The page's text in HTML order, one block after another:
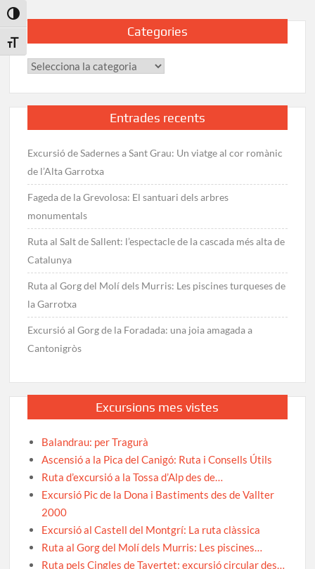
Toggle High Contrast
Toggle Font size
Categories
Categories
Entrades recents
Excursió de Sadernes a Sant Grau: Un viatge al cor romànic
de l’Alta Garrotxa
Fageda de la Grevolosa: El santuari dels arbres
monumentals
Ruta al Salt de Sallent: l’espectacle de la cascada més alta de
Catalunya
Ruta al Gorg del Molí dels Murris: Les piscines turqueses de
la Garrotxa
Excursió al Gorg de la Foradada: una joia amagada a
Cantonigròs
Excursions mes vistes
Balandrau: per Tragurà
Ascensió a la Pica del Canigó: Ruta i Consells Útils
Ruta d’excursió a la Tossa d’Alp des de…
Excursió Pic de la Dona i Bastiments des de Vallter
2000
Excursió al Castell del Montgrí: La ruta clàssica
Ruta al Gorg del Molí dels Murris: Les piscines…
Ruta pels Cingles de Tavertet: excursió circular des…